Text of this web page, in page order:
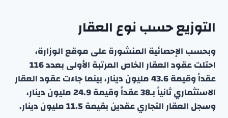
التوزيع حسب نوع العقار
وبحسب الإحصائية المنشورة على موقع الوزارة،
احتلت عقود العقار الخاص المرتبة الأولى بعدد 116
عقداً وقيمة 43.6 مليون دينار، بينما جاءت عقود العقار
الاستثماري ثانياً بـ38 عقداً وقيمة 24.9 مليون دينار،
وسجل العقار التجاري عقدين بقيمة 11.5 مليون دينار.